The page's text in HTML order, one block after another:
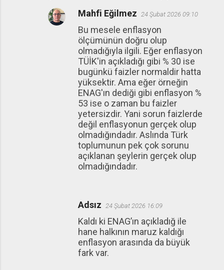
Mahfi Eğilmez 24 Şubat 2026 09:10
Bu mesele enflasyon
ölçümünün doğru olup
olmadığıyla ilgili. Eğer enflasyon
TÜİK'in açıkladığı gibi % 30 ise
bugünkü faizler normaldir hatta
yüksektir. Ama eğer örneğin
ENAG'ın dediği gibi enflasyon %
53 ise o zaman bu faizler
yetersizdir. Yani sorun faizlerde
değil enflasyonun gerçek olup
olmadığındadır. Aslında Türk
toplumunun pek çok sorunu
açıklanan şeylerin gerçek olup
olmadığındadır.
Adsız 24 Şubat 2026 16:09
Kaldı ki ENAG’ın açıkladığ ile
hane halkının maruz kaldığı
enflasyon arasında da büyük
fark var.